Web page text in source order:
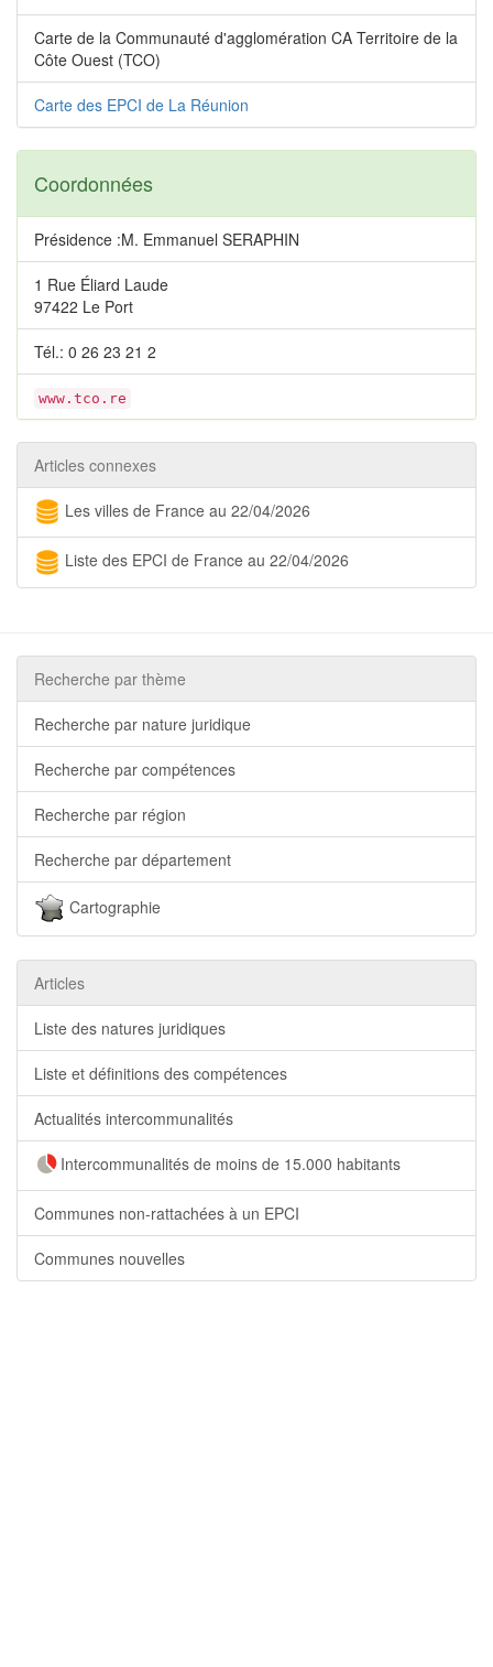
Carte de la Communauté d'agglomération CA Territoire de la
Côte Ouest (TCO)
Carte des EPCI de La Réunion
Coordonnées
Présidence :M. Emmanuel SERAPHIN
1 Rue Éliard Laude
97422 Le Port
Tél.: 0 26 23 21 2
www.tco.re
Articles connexes
Les villes de France au 22/04/2026
Liste des EPCI de France au 22/04/2026
Recherche par thème
Recherche par nature juridique
Recherche par compétences
Recherche par région
Recherche par département
Cartographie
Articles
Liste des natures juridiques
Liste et définitions des compétences
Actualités intercommunalités
Intercommunalités de moins de 15.000 habitants
Communes non-rattachées à un EPCI
Communes nouvelles